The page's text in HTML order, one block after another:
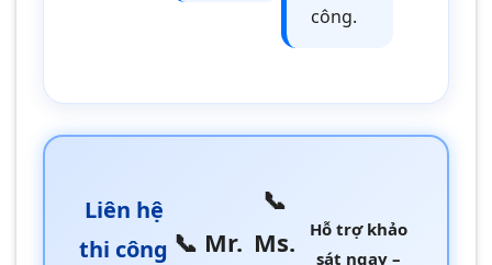
công.
Liên hệ
thi công 📞 Mr.
📞
Ms.
Hỗ trợ khảo
sát ngay –